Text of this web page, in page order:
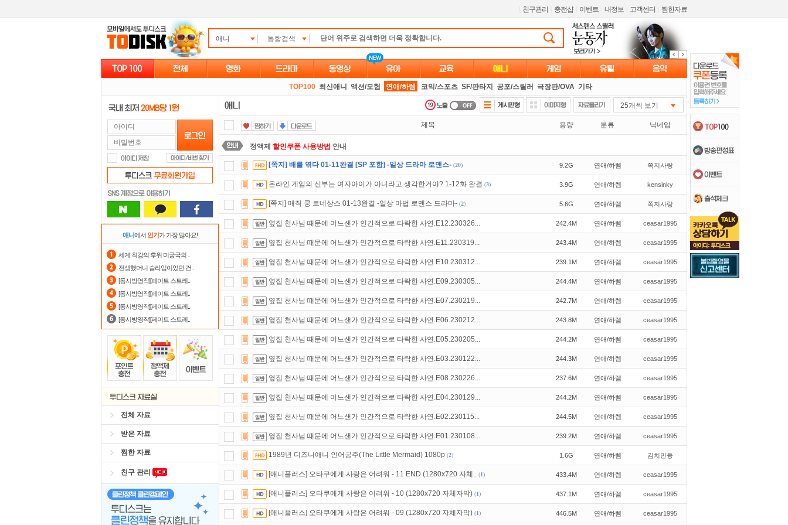
친구관리 충전샵 이벤트 내정보 고객센터 찜한자료
애니 통합검색
TOP100 최신애니 액션/모험 연애/하렘 코믹/스포츠 SF/판타지 공포/스릴러 극장판/OVA 기타
애니에서 인기가 가장 많아요!
세계 최강의 후위 미궁국의 ..
전생했더니 슬라임이었던 건..
[동시방영작][페이트 스트레..
[동시방영작][페이트 스트레..
[동시방영작][페이트 스트레..
[동시방영작][페이트 스트레..
전체 자료
받은 자료
찜한 자료
친구 관리
25개씩 보기
제목 용량 분류 닉네임
정액제 할인쿠폰 사용방법 안내
자녀보호기능으로 가족과 함께 투디스크를 이용하세요~
댓글만 잘써도 무료 포인트를 드립니다!
출석체크
스마트TV로 투디스크영화,드라마,예능보자!
포인트할인쿠폰 사용방법안내
요즘 뭐가 재밌지?고민되면 눌러봐!투스토리~
[쪽지] 배를 엮다 01-11완결 [SP 포함] -일상 드라마 로맨스- (20) 9.2G 연애/하렘 쪽지사랑
온라인 게임의 신부는 여자아이가 아니라고 생각한거야? 1-12화 완결 (3) 3.9G 연애/하렘 kensinky
[쪽지] 매직 쿵 르네상스 01-13완결 -일상 마법 로맨스 드라마- (2) 5.6G 연애/하렘 쪽지사랑
옆집 천사님 때문에 어느샌가 인간적으로 타락한 사연.E12.230326... 242.4M 연애/하렘 ceasar1995
옆집 천사님 때문에 어느샌가 인간적으로 타락한 사연.E11.230319... 243.4M 연애/하렘 ceasar1995
옆집 천사님 때문에 어느샌가 인간적으로 타락한 사연.E10.230312... 239.1M 연애/하렘 ceasar1995
옆집 천사님 때문에 어느샌가 인간적으로 타락한 사연.E09.230305... 244.4M 연애/하렘 ceasar1995
옆집 천사님 때문에 어느샌가 인간적으로 타락한 사연.E07.230219... 242.7M 연애/하렘 ceasar1995
옆집 천사님 때문에 어느샌가 인간적으로 타락한 사연.E06.230212... 243.8M 연애/하렘 ceasar1995
옆집 천사님 때문에 어느샌가 인간적으로 타락한 사연.E05.230205... 244.2M 연애/하렘 ceasar1995
옆집 천사님 때문에 어느샌가 인간적으로 타락한 사연.E03.230122... 244.3M 연애/하렘 ceasar1995
옆집 천사님 때문에 어느샌가 인간적으로 타락한 사연.E08.230226... 237.6M 연애/하렘 ceasar1995
옆집 천사님 때문에 어느샌가 인간적으로 타락한 사연.E04.230129... 244.2M 연애/하렘 ceasar1995
옆집 천사님 때문에 어느샌가 인간적으로 타락한 사연.E02.230115... 244.5M 연애/하렘 ceasar1995
옆집 천사님 때문에 어느샌가 인간적으로 타락한 사연.E01.230108... 239.2M 연애/하렘 ceasar1995
1989년 디즈니애니 인어공주(The Little Mermaid) 1080p (2) 1.6G 연애/하렘 김치만듕
[애니플러스] 오타쿠에게 사랑은 어려워 - 11 END (1280x720 자체.. (1) 433.4M 연애/하렘 ceasar1995
[애니플러스] 오타쿠에게 사랑은 어려워 - 10 (1280x720 자체자막) (1) 437.1M 연애/하렘 ceasar1995
[애니플러스] 오타쿠에게 사랑은 어려워 - 09 (1280x720 자체자막) (1) 446.5M 연애/하렘 ceasar1995